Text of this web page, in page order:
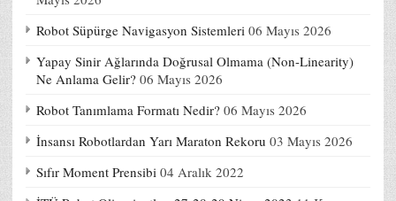
Robot Süpürge Navigasyon Sistemleri 06 Mayıs 2026
Yapay Sinir Ağlarında Doğrusal Olmama (Non-Linearity)
Ne Anlama Gelir? 06 Mayıs 2026
Robot Tanımlama Formatı Nedir? 06 Mayıs 2026
İnsansı Robotlardan Yarı Maraton Rekoru 03 Mayıs 2026
Sıfır Moment Prensibi 04 Aralık 2022